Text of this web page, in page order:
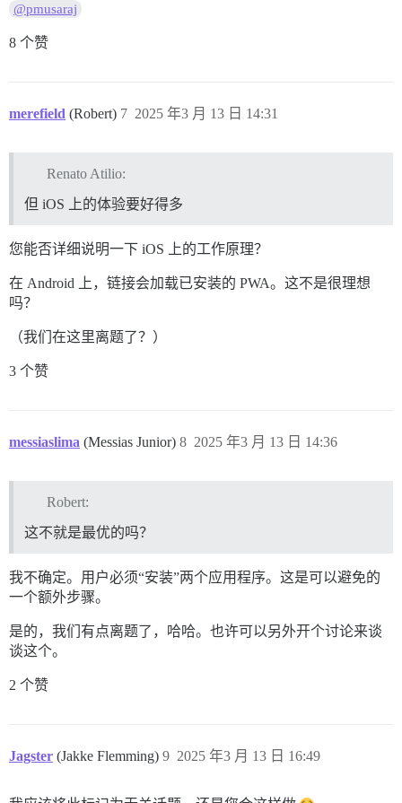
@pmusaraj
8 个赞
merefield (Robert) 2025 年3 月 13 日 14:31
7
Renato Atilio:
但 iOS 上的体验要好得多
您能否详细说明一下 iOS 上的工作原理？
在 Android 上，链接会加载已安装的 PWA。这不是很理想
吗？
（我们在这里离题了？）
3 个赞
messiaslima (Messias Junior) 2025 年3 月 13 日 14:36
8
Robert:
这不就是最优的吗？
我不确定。用户必须“安装”两个应用程序。这是可以避免的
一个额外步骤。
是的，我们有点离题了，哈哈。也许可以另外开个讨论来谈
谈这个。
2 个赞
Jagster (Jakke Flemming) 2025 年3 月 13 日 16:49
9